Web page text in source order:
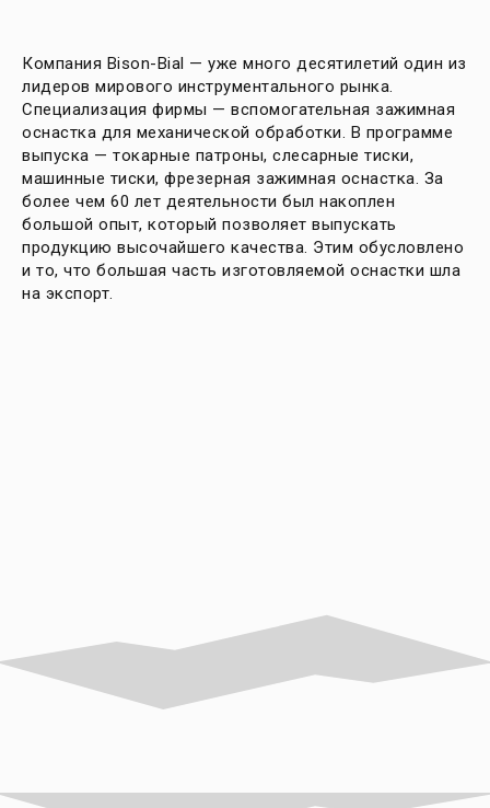
Компания Bison-Bial — уже много десятилетий один из
лидеров мирового инструментального рынка.
Специализация фирмы — вспомогательная зажимная
оснастка для механической обработки. В программе
выпуска — токарные патроны, слесарные тиски,
машинные тиски, фрезерная зажимная оснастка. За
более чем 60 лет деятельности был накоплен
большой опыт, который позволяет выпускать
продукцию высочайшего качества. Этим обусловлено
и то, что большая часть изготовляемой оснастки шла
на экспорт.